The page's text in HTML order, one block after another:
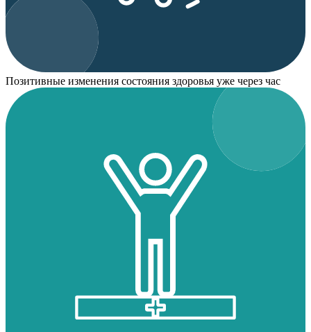
Позитивные изменения состояния здоровья уже через час